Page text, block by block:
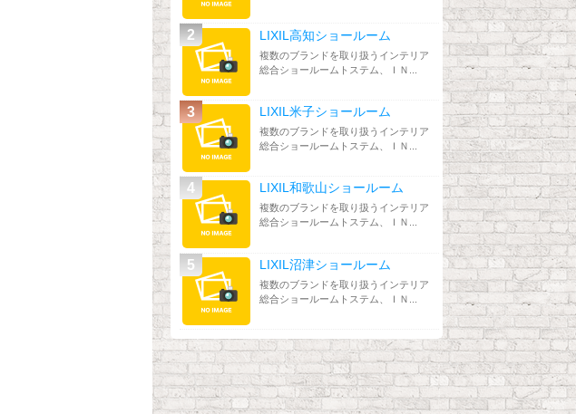
LIXIL高知ショールーム
複数のブランドを取り扱うインテリア
総合ショールームトステム、ＩＮ...
LIXIL米子ショールーム
複数のブランドを取り扱うインテリア
総合ショールームトステム、ＩＮ...
LIXIL和歌山ショールーム
複数のブランドを取り扱うインテリア
総合ショールームトステム、ＩＮ...
LIXIL沼津ショールーム
複数のブランドを取り扱うインテリア
総合ショールームトステム、ＩＮ...